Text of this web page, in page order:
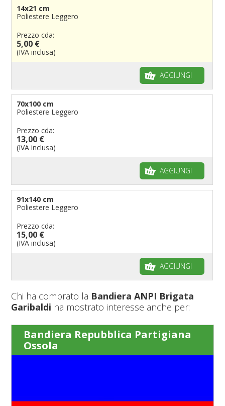
14x21 cm
Poliestere Leggero
Prezzo cda:
5,00 €
(IVA inclusa)
AGGIUNGI
70x100 cm
Poliestere Leggero
Prezzo cda:
13,00 €
(IVA inclusa)
AGGIUNGI
91x140 cm
Poliestere Leggero
Prezzo cda:
15,00 €
(IVA inclusa)
AGGIUNGI
Chi ha comprato la Bandiera ANPI Brigata
Garibaldi ha mostrato interesse anche per:
Bandiera Repubblica Partigiana
Ossola